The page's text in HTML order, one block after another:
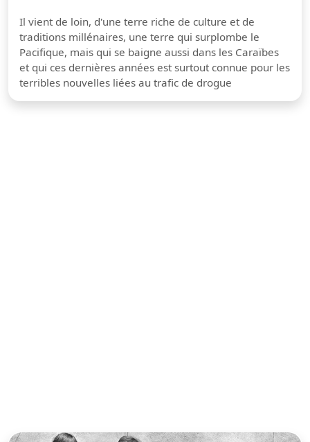
Il vient de loin, d'une terre riche de culture et de
traditions millénaires, une terre qui surplombe le
Pacifique, mais qui se baigne aussi dans les Caraïbes
et qui ces dernières années est surtout connue pour les
terribles nouvelles liées au trafic de drogue